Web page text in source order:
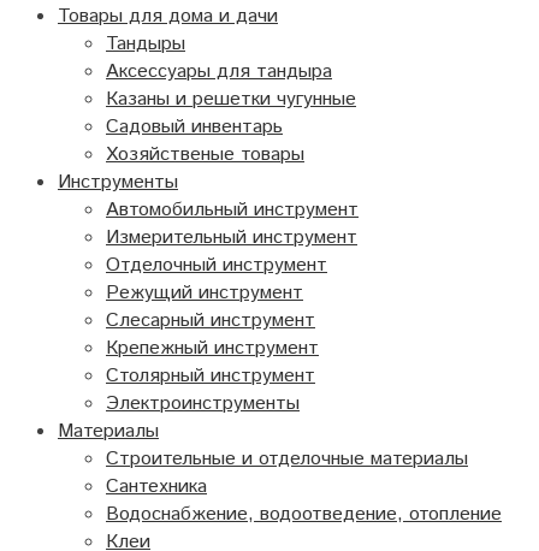
Товары для дома и дачи
Тандыры
Аксессуары для тандыра
Казаны и решетки чугунные
Садовый инвентарь
Хозяйственые товары
Инструменты
Автомобильный инструмент
Измерительный инструмент
Отделочный инструмент
Режущий инструмент
Слесарный инструмент
Крепежный инструмент
Столярный инструмент
Электроинструменты
Материалы
Строительные и отделочные материалы
Сантехника
Водоснабжение, водоотведение, отопление
Клеи